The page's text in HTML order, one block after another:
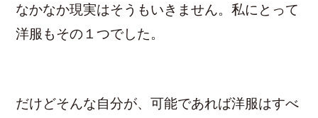
なかなか現実はそうもいきません。私にとって
洋服もその１つでした。
だけどそんな自分が、可能であれば洋服はすべ